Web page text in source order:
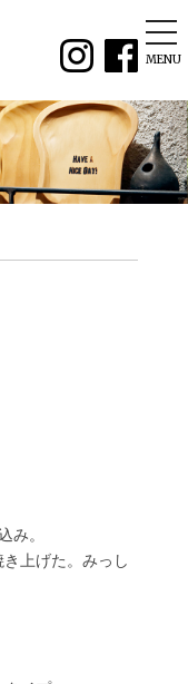
MENU
み。
上げた。みっし